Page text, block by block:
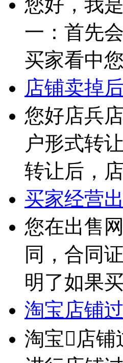
一：首先
买家看中
店铺卖掉
您好店兵
户形式转
转让后，
买家经营
您在出售
同，合同
明了如果
淘宝店铺
淘宝店铺